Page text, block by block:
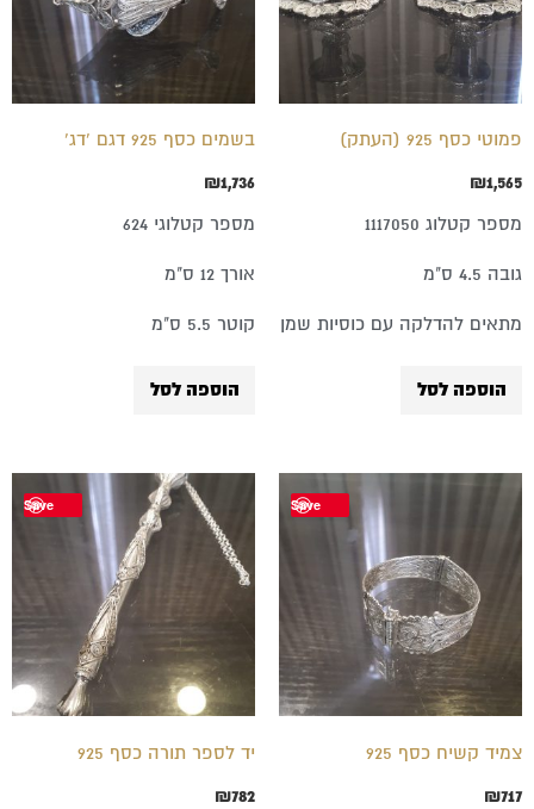
פמוטי כסף 925 (העתק)
₪1,565
מספר קטלוג 1117050
גובה 4.5 ס"מ
מתאים להדלקה עם כוסיות שמן
הוספה לסל
בשמים כסף 925 דגם 'דג'
₪1,736
מספר קטלוגי 624
אורך 12 ס"מ
קוטר 5.5 ס"מ
הוספה לסל
Save
צמיד קשיח כסף 925
₪717
Save
יד לספר תורה כסף 925
₪782